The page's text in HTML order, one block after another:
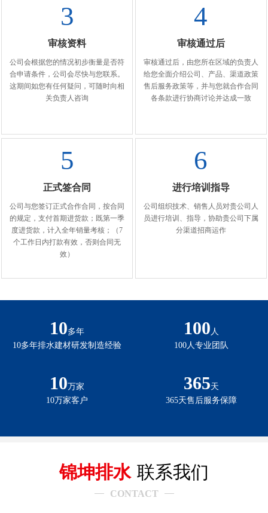
3
审核资料
公司会根据您的情况初步衡量是否符
合申请条件，公司会尽快与您联系。
这期间如您有任何疑问，可随时向相
关负责人咨询
4
审核通过后
审核通过后，由您所在区域的负责人
给您全面介绍公司、产品、渠道政策
售后服务政策等，并与您就合作合同
各条款进行协商讨论并达成一致
5
正式签合同
公司与您签订正式合作合同，按合同
的规定，支付首期进货款；既第一季
度进货款，计入全年销量考核；（7
个工作日内打款有效，否则合同无
效）
6
进行培训指导
公司组织技术、销售人员对贵公司人
员进行培训、指导，协助贵公司下属
分渠道招商运作
10多年
10多年排水建材研发制造经验
100 人
100人专业团队
10万家
10万家客户
365天
365天售后服务保障
锦坤排水 联系我们
CONTACT